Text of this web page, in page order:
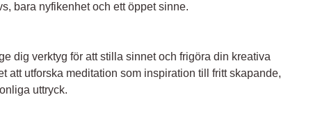
bara nyfikenhet och ett öppet sinne.
dig verktyg för att stilla sinnet och frigöra din kreativa
att utforska meditation som inspiration till fritt skapande,
uttryck.